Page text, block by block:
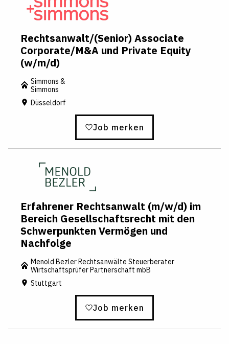
Rechtsanwalt/(Senior) Associate
Corporate/M&A und Private Equity
(w/m/d)
Simmons &
Simmons
Düsseldorf
Job merken
Erfahrener Rechtsanwalt (m/w/d) im
Bereich Gesellschaftsrecht mit den
Schwerpunkten Vermögen und
Nachfolge
Menold Bezler Rechtsanwälte Steuerberater
Wirtschaftsprüfer Partnerschaft mbB
Stuttgart
Job merken